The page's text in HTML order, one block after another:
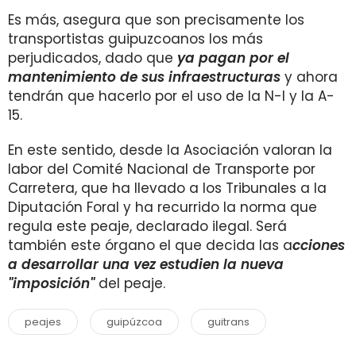
Es más, asegura que son precisamente los
transportistas guipuzcoanos los más
perjudicados, dado que ya pagan por el
mantenimiento de sus infraestructuras y ahora
tendrán que hacerlo por el uso de la N-I y la A-
15.
En este sentido, desde la Asociación valoran la
labor del Comité Nacional de Transporte por
Carretera, que ha llevado a los Tribunales a la
Diputación Foral y ha recurrido la norma que
regula este peaje, declarado ilegal. Será
también este órgano el que decida las acciones
a desarrollar una vez estudien la nueva
"imposición"del peaje.
peajes guipúzcoa guitrans